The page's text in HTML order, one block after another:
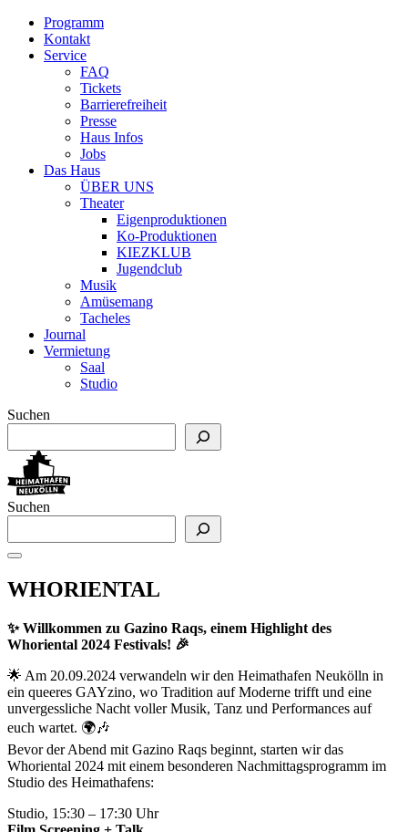
Programm
Kontakt
Service
FAQ
Tickets
Barrierefreiheit
Presse
Haus Infos
Jobs
Das Haus
ÜBER UNS
Theater
Eigenproduktionen
Ko-Produktionen
KIEZKLUB
Jugendclub
Musik
Amüsemang
Tacheles
Journal
Vermietung
Saal
Studio
Suchen
Suchen
WHORIENTAL
✨ Willkommen zu Gazino Raqs, einem Highlight des
Whoriental 2024 Festivals! 🎉
🌟 Am 20.09.2024 verwandeln wir den Heimathafen Neukölln in
ein queeres GAYzino, wo Tradition auf Moderne trifft und eine
unvergessliche Nacht voller Musik, Tanz und Performances auf
euch wartet. 🌍🎶
Bevor der Abend mit Gazino Raqs beginnt, starten wir das
Whoriental 2024 mit einem besonderen Nachmittagsprogramm im
Studio des Heimathafens:
Studio, 15:30 – 17:30 Uhr